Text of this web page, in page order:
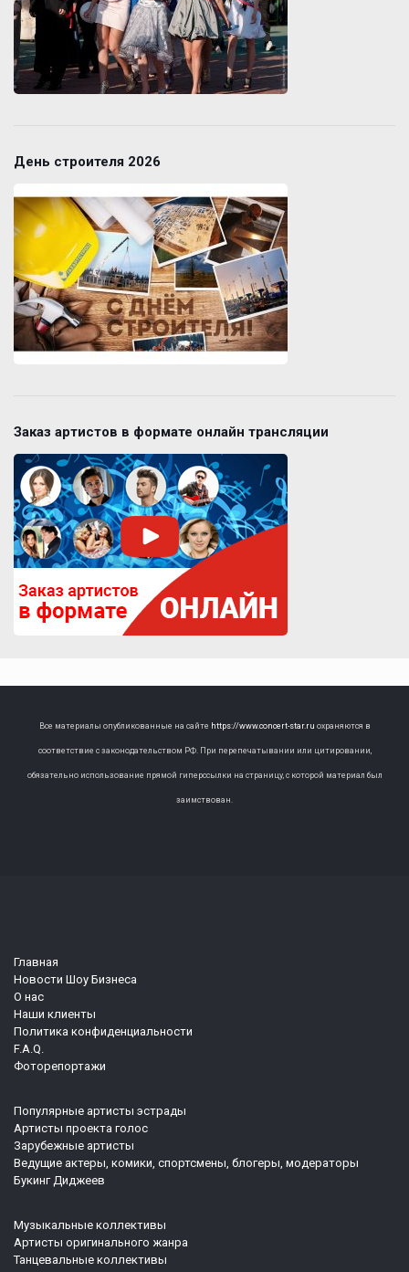
День строителя 2026
Заказ артистов в формате онлайн трансляции
Все материалы опубликованные на сайте https://www.concert-star.ru охраняются в
соответствие с законодательством РФ. При перепечатывании или цитировании,
обязательно использование прямой гиперссылки на страницу, с которой материал был
заимствован.
Главная
Новости Шоу Бизнеса
О нас
Наши клиенты
Политика конфиденциальности
F.A.Q.
Фоторепортажи
Популярные артисты эстрады
Артисты проекта голос
Зарубежные артисты
Ведущие актеры, комики, спортсмены, блогеры, модераторы
Букинг Диджеев
Музыкальные коллективы
Артисты оригинального жанра
Танцевальные коллективы